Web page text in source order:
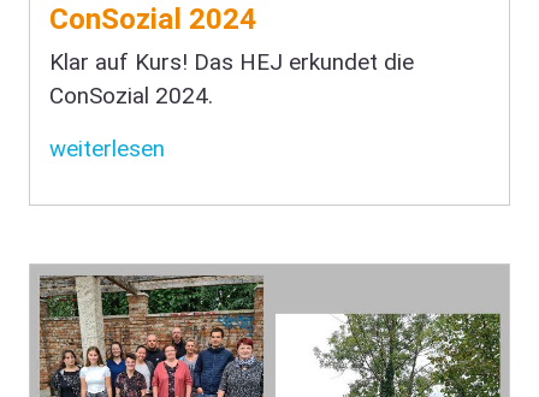
ConSozial 2024
Klar auf Kurs! Das HEJ erkundet die
ConSozial 2024.
weiterlesen